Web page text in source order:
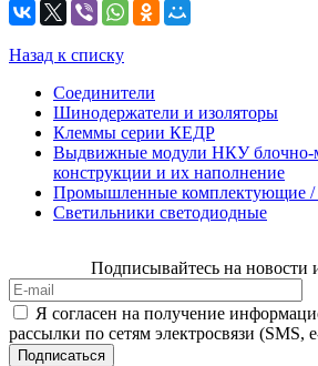
Назад к списку
Соединители
Шинодержатели и изоляторы
Клеммы серии КЕДР
Выдвижные модули НКУ блочно-
конструкции и их наполнение
Промышленные комплектующие /
Светильники светодиодные
Подписывайтесь на новости
Я согласен на получение
рассылки по сетям электросвязи (SMS,